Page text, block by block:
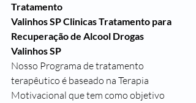
Tratamento
Valinhos SP Clinicas Tratamento para
Recuperação de Alcool Drogas
Valinhos SP
Nosso Programa de tratamento
terapêutico é baseado na Terapia
Motivacional que tem como objetivo